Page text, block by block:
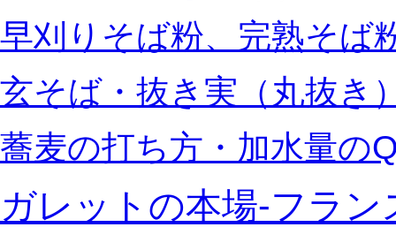
早刈りそば粉、完熟そば
玄そば・抜き実（丸抜き
蕎麦の打ち方・加水量の
ガレットの本場‐フラ